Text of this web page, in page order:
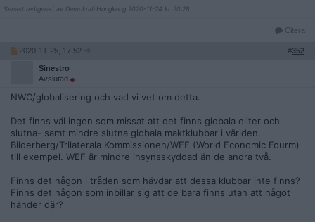
Senast redigerad av Demokrati.Hongkong 2020-11-24 kl. 20:28.
Citera
2020-11-25, 17:52 #352
Sinestro
Avslutad
NWO/globalisering och vad vi vet om detta.
Det finns väl ingen som missat att det finns globala eliter och
slutna- samt mindre slutna globala maktklubbar i världen.
Bilderberg/Trilaterala Kommissionen/WEF (World Economic Fourm)
till exempel. WEF är mindre insynsskyddad än de andra två.
Finns det någon i tråden som hävdar att dessa klubbar inte finns?
Finns det någon som inbillar sig att de bara finns utan att något
händer där?